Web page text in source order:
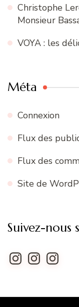
Christophe
Monsieur
VOYA : les
Méta
Connexion
Flux des
Flux des
Site de
Suivez-nous
Instagram
InstagramInstagram